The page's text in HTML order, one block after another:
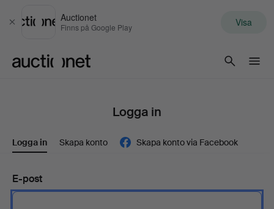
Stäng
Auctionet
Finns på Google Play Visa
Logga in
Logga in Skapa konto Skapa konto via Facebook
E-post